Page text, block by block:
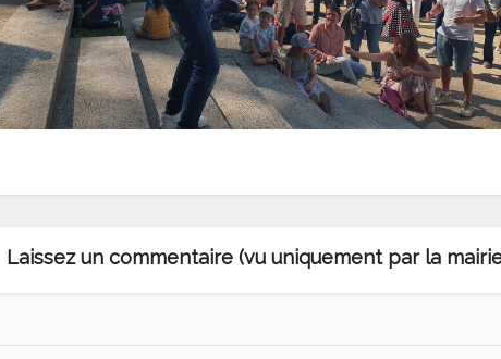
Laissez un commentaire (vu uniquement par la